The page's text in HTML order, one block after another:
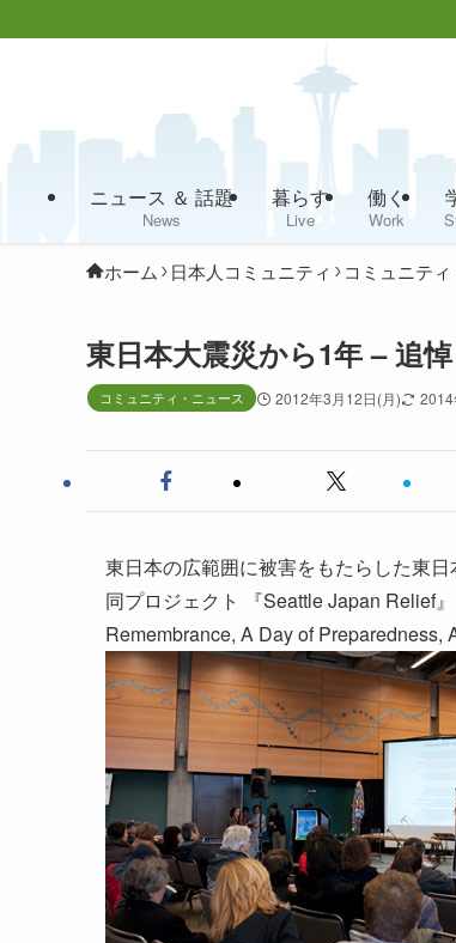
ニュース ＆ 話題
News
暮らす
Live
働く
Work
ホーム 日本人コミュニティ コミュニテ
東日本大震災から1年 – 追
コミュニティ・ニュース 2012年3月12日(月)
東日本の広範囲に被害をもたらした東
同プロジェクト 『Seattle Japan Relief
Remembrance, A Day of Preparedness,